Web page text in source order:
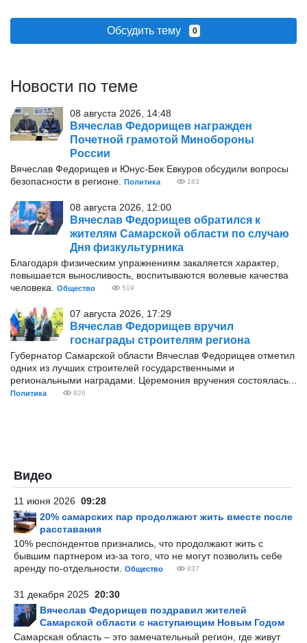
Обсудить тему 0
Новости по теме
08 августа 2026, 14:48
Вячеслав Федорищев награжден
Почетной грамотой Минобороны
России
Вячеслав Федорищев и Юнус-Бек Евкуров обсудили вопросы
безопасности в регионе.
Политика 183
08 августа 2026, 12:00
Вячеслав Федорищев обратился к
жителям Самарской области по случаю
Дня физкультурника
Благодаря физическим упражнениям закаляется характер,
повышается выносливость, воспитываются волевые качества
человека.
Общество 519
07 августа 2026, 17:29
Вячеслав Федорищев вручил
госнаграды строителям региона
Губернатор Самарской области Вячеслав Федорищев отметил
одних из лучших строителей государственными и
региональными наградами. Церемония вручения состоялась...
Политика 826
Видео
11 июня 2026 09:28
20% самарских пар продолжают жить вместе после
расставания
10% респондентов признались, что продолжают жить с
бывшим партнером из-за того, что не могут позволить себе
аренду по-отдельности.
Общество 837
31 декабря 2025 20:30
Вячеслав Федорищев поздравил жителей
Самарской области с наступающим Новым Годом
Самарская область – это замечательный регион, где живут